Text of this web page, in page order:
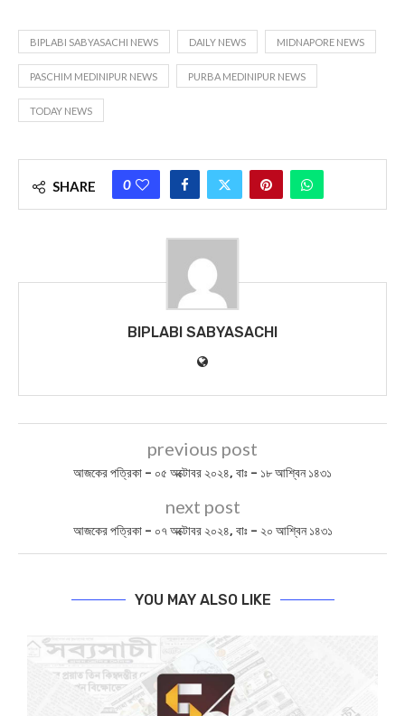
BIPLABI SABYASACHI NEWS DAILY NEWS MIDNAPORE NEWS
PASCHIM MEDINIPUR NEWS PURBA MEDINIPUR NEWS
TODAY NEWS
SHARE 0
BIPLABI SABYASACHI
previous post
আজকের পত্রিকা – ০৫ অক্টোবর ২০২৪, বাঃ – ১৮ আশ্বিন ১৪৩১
next post
আজকের পত্রিকা – ০৭ অক্টোবর ২০২৪, বাঃ – ২০ আশ্বিন ১৪৩১
YOU MAY ALSO LIKE